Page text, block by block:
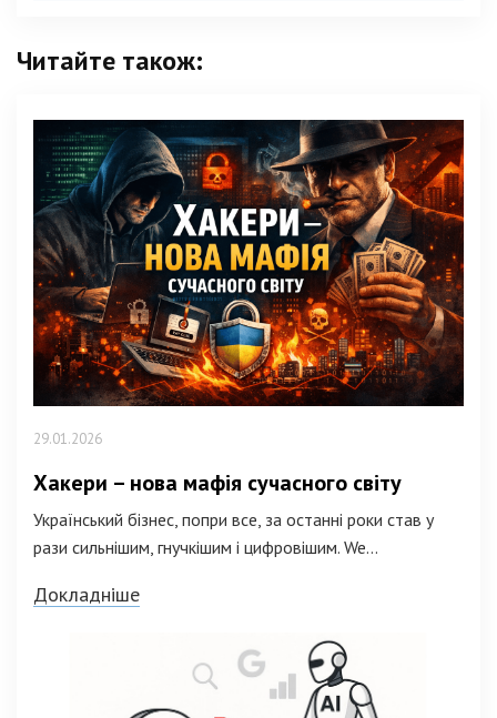
Читайте також:
29.01.2026
Хакери – нова мафія сучасного світу
Український бізнес, попри все, за останні роки став у
рази сильнішим, гнучкішим і цифровішим. We...
Докладніше